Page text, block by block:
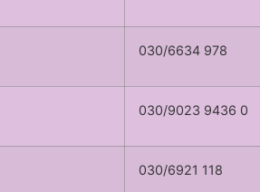
030/6634 978
030/9023 9436 0
030/6921 118